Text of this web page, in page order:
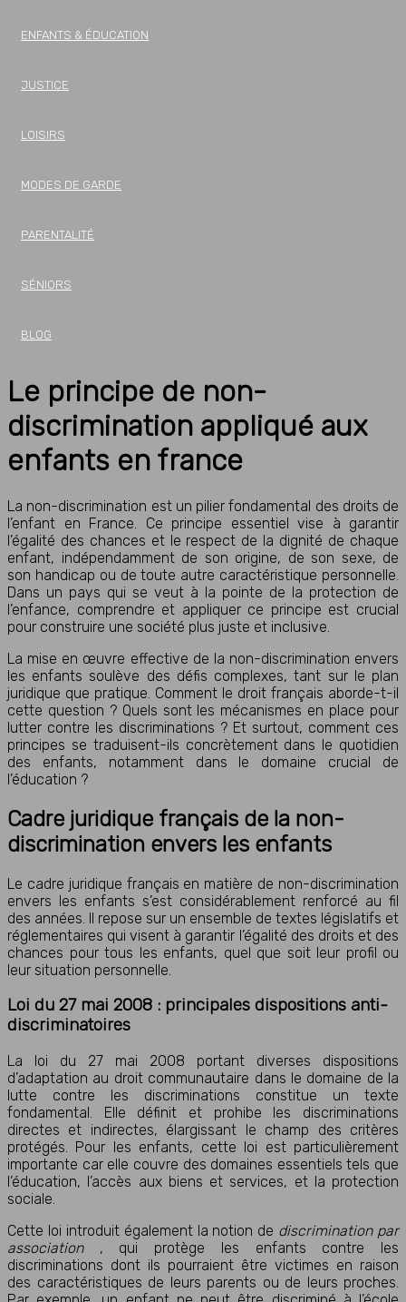
ENFANTS & ÉDUCATION
JUSTICE
LOISIRS
MODES DE GARDE
PARENTALITÉ
SÉNIORS
BLOG
Le principe de non-
discrimination appliqué aux
enfants en france
La non-discrimination est un pilier fondamental des droits de
l’enfant en France. Ce principe essentiel vise à garantir
l’égalité des chances et le respect de la dignité de chaque
enfant, indépendamment de son origine, de son sexe, de
son handicap ou de toute autre caractéristique personnelle.
Dans un pays qui se veut à la pointe de la protection de
l’enfance, comprendre et appliquer ce principe est crucial
pour construire une société plus juste et inclusive.
La mise en œuvre effective de la non-discrimination envers
les enfants soulève des défis complexes, tant sur le plan
juridique que pratique. Comment le droit français aborde-t-il
cette question ? Quels sont les mécanismes en place pour
lutter contre les discriminations ? Et surtout, comment ces
principes se traduisent-ils concrètement dans le quotidien
des enfants, notamment dans le domaine crucial de
l’éducation ?
Cadre juridique français de la non-
discrimination envers les enfants
Le cadre juridique français en matière de non-discrimination
envers les enfants s’est considérablement renforcé au fil
des années. Il repose sur un ensemble de textes législatifs et
réglementaires qui visent à garantir l’égalité des droits et des
chances pour tous les enfants, quel que soit leur profil ou
leur situation personnelle.
Loi du 27 mai 2008 : principales dispositions anti-
discriminatoires
La loi du 27 mai 2008 portant diverses dispositions
d’adaptation au droit communautaire dans le domaine de la
lutte contre les discriminations constitue un texte
fondamental. Elle définit et prohibe les discriminations
directes et indirectes, élargissant le champ des critères
protégés. Pour les enfants, cette loi est particulièrement
importante car elle couvre des domaines essentiels tels que
l’éducation, l’accès aux biens et services, et la protection
sociale.
Cette loi introduit également la notion de discrimination par
association , qui protège les enfants contre les
discriminations dont ils pourraient être victimes en raison
des caractéristiques de leurs parents ou de leurs proches.